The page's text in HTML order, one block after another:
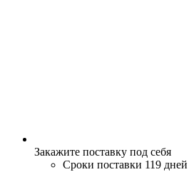
Закажите поставку под себя
Сроки поставки 119 дней